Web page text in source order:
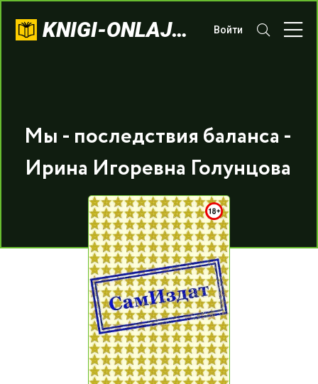
KNIGI-ONLAJN.COM Войти
Мы - последствия баланса -
Ирина Игоревна Голунцова